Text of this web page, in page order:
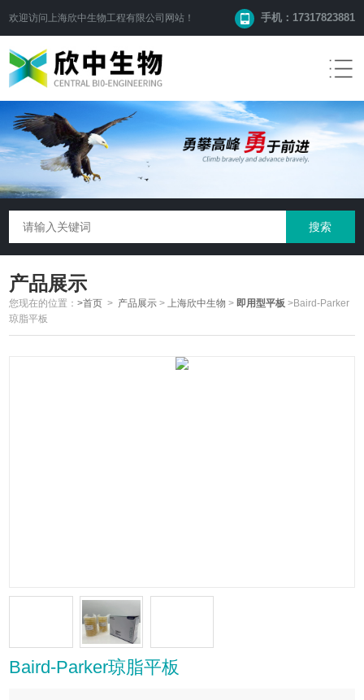
欢迎访问 上海欣中生物工程有限公司 网站！ 手机：17317823881
产品展示
您现在的位置：>首页 > 产品展示 > 上海欣中生物 > 即用型平板 >Baird-Parker
琼脂平板
Baird-Parker琼脂平板